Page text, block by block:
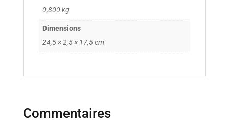
0,800 kg
Dimensions
24,5 × 2,5 × 17,5 cm
Commentaires